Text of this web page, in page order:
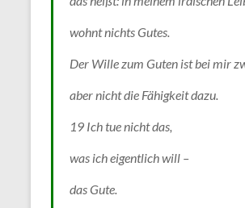
wohnt nichts Gutes.
Der Wille zum Guten ist bei mir
aber nicht die Fähigkeit dazu.
19 Ich tue nicht das,
was ich eigentlich will –
das Gute.